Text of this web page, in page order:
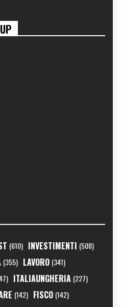
(610) INVESTIMENTI (508)
(355) LAVORO (341)
ITALIAUNGHERIA (227)
(142) FISCO (142)